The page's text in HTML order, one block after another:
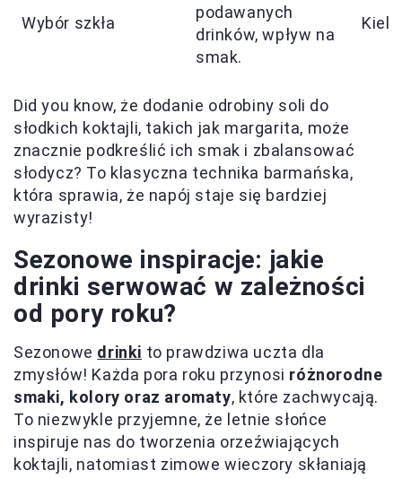
Wybór szkła
podawanych
drinków, wpływ na
smak.
Did you know, że dodanie odrobiny soli do
słodkich koktajli, takich jak margarita, może
znacznie podkreślić ich smak i zbalansować
słodycz? To klasyczna technika barmańska,
która sprawia, że napój staje się bardziej
wyrazisty!
Sezonowe inspiracje: jakie
drinki serwować w zależności
od pory roku?
Sezonowe drinki to prawdziwa uczta dla
zmysłów! Każda pora roku przynosi różnorodne
smaki, kolory oraz aromaty, które zachwycają.
To niezwykle przyjemne, że letnie słońce
inspiruje nas do tworzenia orzeźwiających
koktajli, natomiast zimowe wieczory skłaniają